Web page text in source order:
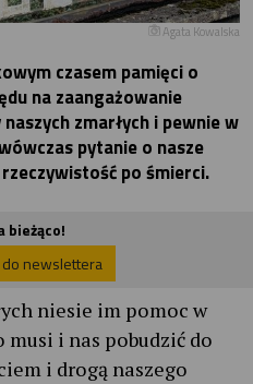
Agata Kowalska
czasem pamięci o
na zaangażowanie
zmarłych i pewnie w
pytanie o nasze
po śmierci.
bieżąco!
do newslettera
niesie im pomoc w
i nas pobudzić do
i drogą naszego